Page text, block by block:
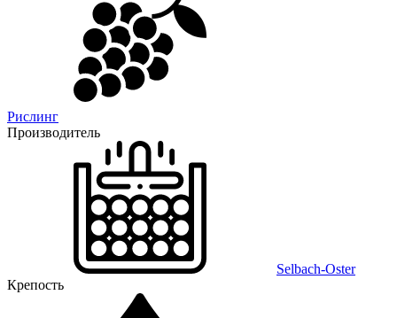
Рислинг
Производитель
Selbach-Oster
Крепость